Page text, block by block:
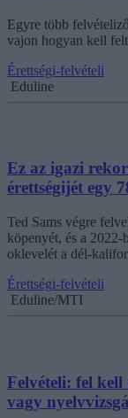
Egyre több
vajon hogyan kell
Érettségi-felvételi
Eduline
Ez az igazi
érettségijét egy
Ted Sams végre
köpenyét, és a 2022-
oklevelét a dél-
Érettségi-felvételi
Eduline/MTI
Felvételi: fel kell
vagy